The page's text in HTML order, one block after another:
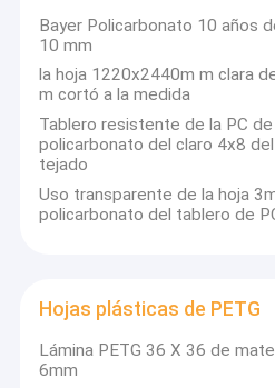
Hogar
Productos
Viaje de la fábrica
Control de calidad
Bayer Policarbonato 10 años
10 mm
la hoja 1220x2440m m clara
m cortó a la medida
Tablero resistente de la PC
policarbonato del claro 4x8
tejado
Uso transparente de la hoja
policarbonato del tablero de
Hojas plásticas de PETG
Lámina PETG 36 X 36 de
6mm
Quién es